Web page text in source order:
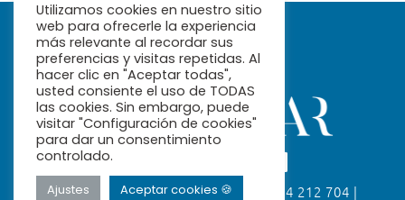
Calle Fabiola, 26. 41004 Sevilla | 954 212 704 |
Utilizamos cookies en nuestro sitio
web para ofrecerle la experiencia
más relevante al recordar sus
preferencias y visitas repetidas. Al
hacer clic en "Aceptar todas",
usted consiente el uso de TODAS
las cookies. Sin embargo, puede
visitar "Configuración de cookies"
para dar un consentimiento
controlado.
Ajustes Aceptar cookies 🍪